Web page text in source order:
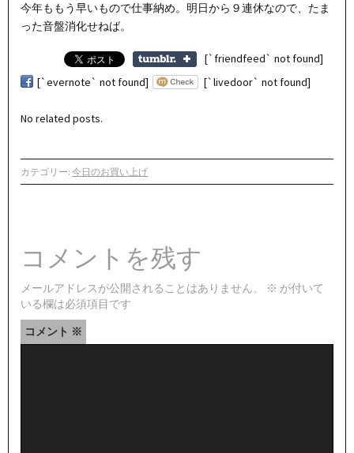
今年ももう早いもので仕事納め。明日から９連休なので、たま
った音盤消化せねば。
[`friendfeed` not found]
[`evernote` not found]
[`livedoor` not found]
No related posts.
カテゴリー: 今日のお買い上げ
コメントを残す
メールアドレスが公開されることはありません。 ※ が付いて
いる欄は必須項目です
コメント ※